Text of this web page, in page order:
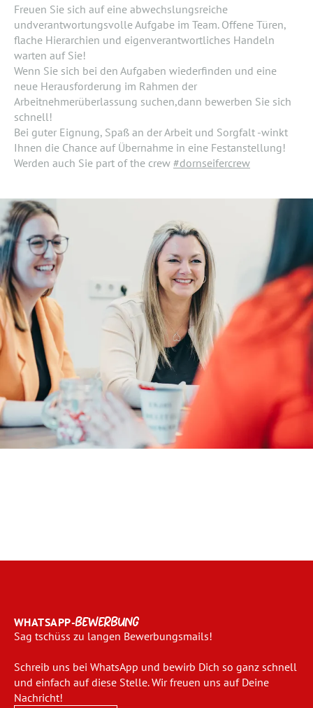
Freuen Sie sich auf eine abwechslungsreiche
undverantwortungsvolle Aufgabe im Team. Offene Türen,
flache Hierarchien und eigenverantwortliches Handeln
warten auf Sie!
Wenn Sie sich bei den Aufgaben wiederfinden und eine
neue Herausforderung im Rahmen der
Arbeitnehmerüberlassung suchen,dann bewerben Sie sich
schnell!
Bei guter Eignung, Spaß an der Arbeit und Sorgfalt -winkt
Ihnen die Chance auf Übernahme in eine Festanstellung!
Werden auch Sie part of the crew #dornseifercrew
WHATSAPP-BEWERBUNG
Sag tschüss zu langen Bewerbungsmails!
Schreib uns bei WhatsApp und bewirb Dich so ganz schnell
und einfach auf diese Stelle. Wir freuen uns auf Deine
Nachricht!